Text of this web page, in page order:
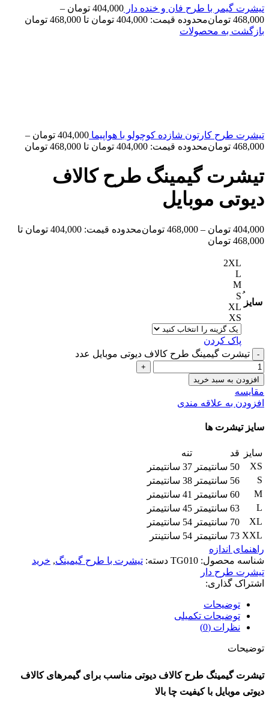
تیشرت گیمر با طرح فان و خنده دار 404,000 تومان –
468,000 تومانمحدوده قیمت: 404,000 تومان تا 468,000 تومان
بازگشت به محصولات
تیشرت طرح کارتون شازده کوچولو با هواپیما 404,000 تومان –
468,000 تومانمحدوده قیمت: 404,000 تومان تا 468,000 تومان
تیشرت گیمینگ طرح کالاف
دیوتی موبایل
404,000 تومان –
468,000 تومان
محدوده قیمت: 404,000 تومان تا
468,000 تومان
سایز
2XL
L
M
XL
XS
پاک کردن
تیشرت گیمینگ طرح کالاف دیوتی موبایل عدد
افزودن به سبد خرید
مقایسه
افزودن به علاقه مندی
سایز تیشرت ها
سایز قد
تنه
XS
50 سانتیمتر
37 سانتیمتر
S
56 سانتیمتر
38 سانتیمتر
M
60 سانتیمتر
41 سانتیمتر
L
63 سانتیمتر
45 سانتیمتر
XL
70 سانتیمتر
54 سانتیمتر
XXL 73 سانتیمتر
54 سانتینتر
راهنمای اندازه
شناسه محصول: TG010 دسته: تیشرت با طرح گیمینگ, خرید
تیشرت طرح دار
اشتراک گذاری:
توضیحات
توضیحات تکمیلی
نظرات (0)
توضیحات
تیشرت گیمینگ طرح کالاف دیوتی مناسب برای گیمرهای کالاف
دیوتی موبایل با کیفیت چا بالا